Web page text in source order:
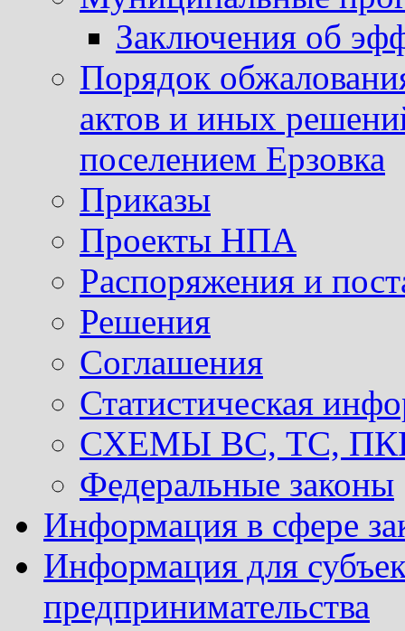
Заключения об
Порядок
актов и иных
поселением Ерзовка
Приказы
Проекты НПА
Распоряжения и
Решения
Соглашения
Статистическая
СХЕМЫ ВС, ТС, ПКР
Федеральные законы
Информация в сфере
Информация для
предпринимательства